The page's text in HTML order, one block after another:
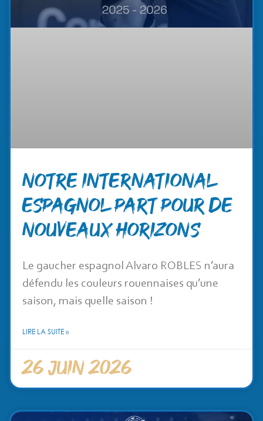
Notre international
espagnol part pour de
nouveaux horizons
Le gaucher espagnol Alvaro ROBLES n’aura
défendu les couleurs rouennaises qu’une
saison, mais quelle saison !
LIRE LA SUITE »
26 juin 2026